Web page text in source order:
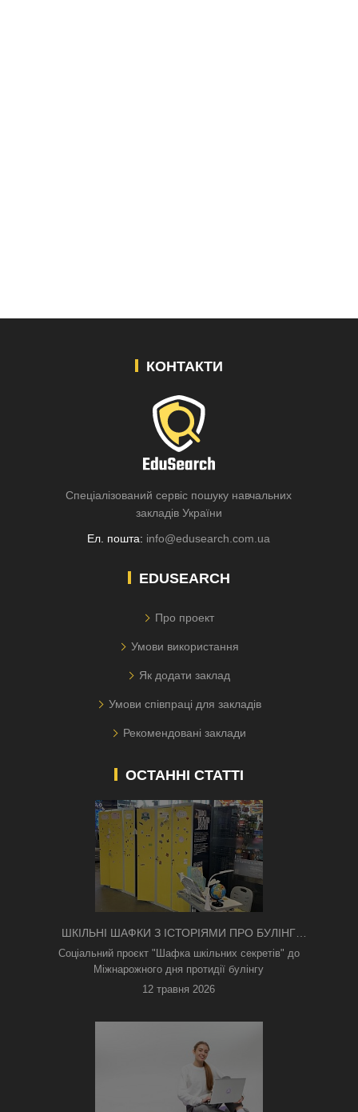
КОНТАКТИ
Спеціалізований сервіс пошуку навчальних
закладів України
Ел. пошта: info@edusearch.com.ua
EDUSEARCH
Про проект
Умови використання
Як додати заклад
Умови співпраці для закладів
Рекомендовані заклади
ОСТАННІ СТАТТІ
ШКІЛЬНІ ШАФКИ З ІСТОРІЯМИ ПРО БУЛІНГ
З'ЯВИЛИСЯ В КИЄВІ
Соціальний проєкт "Шафка шкільних секретів" до
Міжнарожного дня протидії булінгу
12 травня 2026